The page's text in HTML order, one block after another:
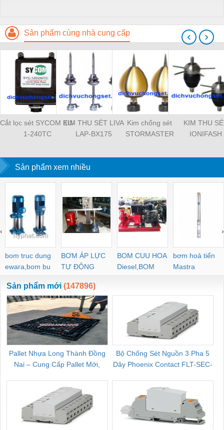
Sản phẩm cùng nhà cung cấp
Cắt lọc sét SYCOM EU-
1-240TC
KIM THU SÉT LIVA
LAP-BX175
Kim chống sét
STORMASTER
KIM THU
IONIFASH
‹ ›
Sản phẩm xem nhiều
bom truc dung
ewara,bom bu
ewara
BƠM ÁP LỰC
TỰ ĐỘNG
BOM CUU HOA
Diesel,BOM
CHUA CHAY
bơm hoả tiển
Mastra
‹ ›
Sản phẩm mới (147896)
Pallet Nhựa Long Thành Đồng
Nai – Cung Cấp Pallet Mới,
Bộ Chống Sét Nguồn 3 Pha 5
Dây Phoenix Contact FLT-SEC-